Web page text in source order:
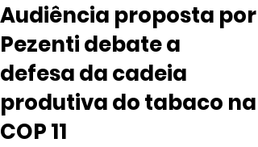
Audiência proposta por
Pezenti debate a
defesa da cadeia
produtiva do tabaco na
COP 11